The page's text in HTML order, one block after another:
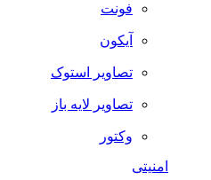
فونت
آیکون
تصاویر استوک
تصاویر لایه باز
وکتور
امنیتی